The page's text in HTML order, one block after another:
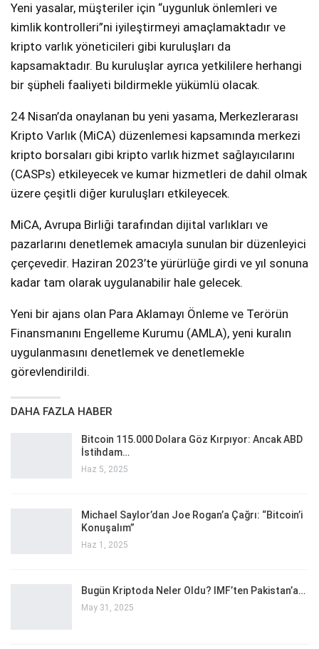
Yeni yasalar, müşteriler için “uygunluk önlemleri ve
kimlik kontrolleri”ni iyileştirmeyi amaçlamaktadır ve
kripto varlık yöneticileri gibi kuruluşları da
kapsamaktadır. Bu kuruluşlar ayrıca yetkililere herhangi
bir şüpheli faaliyeti bildirmekle yükümlü olacak.
24 Nisan’da onaylanan bu yeni yasama, Merkezlerarası
Kripto Varlık (MiCA) düzenlemesi kapsamında merkezi
kripto borsaları gibi kripto varlık hizmet sağlayıcılarını
(CASPs) etkileyecek ve kumar hizmetleri de dahil olmak
üzere çeşitli diğer kuruluşları etkileyecek.
MiCA, Avrupa Birliği tarafından dijital varlıkları ve
pazarlarını denetlemek amacıyla sunulan bir düzenleyici
çerçevedir. Haziran 2023’te yürürlüğe girdi ve yıl sonuna
kadar tam olarak uygulanabilir hale gelecek.
Yeni bir ajans olan Para Aklamayı Önleme ve Terörün
Finansmanını Engelleme Kurumu (AMLA), yeni kuralın
uygulanmasını denetlemek ve denetlemekle
görevlendirildi.
DAHA FAZLA HABER
Bitcoin 115.000 Dolara Göz Kırpıyor: Ancak ABD
İstihdam…
Haz 5, 2025
Michael Saylor’dan Joe Rogan’a Çağrı: “Bitcoin’i
Konuşalım”
Haz 1, 2025
Bugün Kriptoda Neler Oldu? IMF’ten Pakistan’a…
May 31, 2025